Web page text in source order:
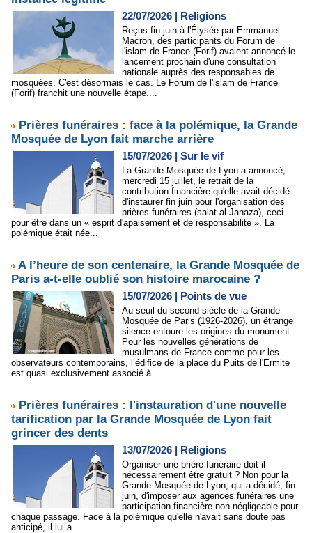
22/07/2026 | Religions
Reçus fin juin à l'Élysée par Emmanuel
Macron, des participants du Forum de
l'islam de France (Forif) avaient annoncé le
lancement prochain d'une consultation
nationale auprès des responsables de
mosquées. C'est désormais le cas. Le Forum de l'islam de France
(Forif) franchit une nouvelle étape....
Prières funéraires : face à la polémique, la Grande
Mosquée de Lyon fait marche arrière
15/07/2026 | Sur le vif
La Grande Mosquée de Lyon a annoncé,
mercredi 15 juillet, le retrait de la
contribution financière qu'elle avait décidé
d'instaurer fin juin pour l'organisation des
prières funéraires (salat al-Janaza), ceci
pour être dans un « esprit d'apaisement et de responsabilité ». La
polémique était née...
A l’heure de son centenaire, la Grande Mosquée de
Paris a-t-elle oublié son histoire marocaine ?
15/07/2026 | Points de vue
Au seuil du second siècle de la Grande
Mosquée de Paris (1926-2026), un étrange
silence entoure les origines du monument.
Pour les nouvelles générations de
musulmans de France comme pour les
observateurs contemporains, l’édifice de la place du Puits de l'Ermite
est quasi exclusivement associé à...
Prières funéraires : l'instauration d'une nouvelle
tarification par la Grande Mosquée de Lyon fait
grincer des dents
13/07/2026 | Religions
Organiser une prière funéraire doit-il
nécessairement être gratuit ? Non pour la
Grande Mosquée de Lyon, qui a décidé, fin
juin, d'imposer aux agences funéraires une
participation financière non négligeable pour
chaque passage. Face à la polémique qu'elle n'avait sans doute pas
anticipé, il lui a...